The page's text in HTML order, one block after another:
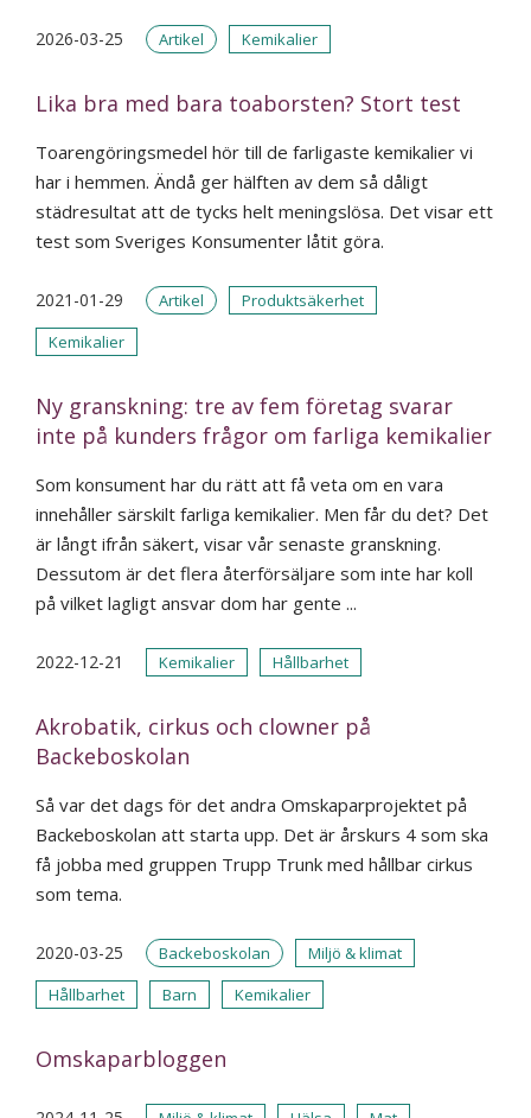
2026-03-25 Artikel Kemikalier
Lika bra med bara toaborsten? Stort test
Toarengöringsmedel hör till de farligaste kemikalier vi
har i hemmen. Ändå ger hälften av dem så dåligt
städresultat att de tycks helt meningslösa. Det visar ett
test som Sveriges Konsumenter låtit göra.
2021-01-29 Artikel
Produktsäkerhet
Kemikalier
Ny granskning: tre av fem företag svarar
inte på kunders frågor om farliga kemikalier
Som konsument har du rätt att få veta om en vara
innehåller särskilt farliga kemikalier. Men får du det? Det
är långt ifrån säkert, visar vår senaste granskning.
Dessutom är det flera återförsäljare som inte har koll
på vilket lagligt ansvar dom har gente ...
2022-12-21 Kemikalier Hållbarhet
Akrobatik, cirkus och clowner på
Backeboskolan
Så var det dags för det andra Omskaparprojektet på
Backeboskolan att starta upp. Det är årskurs 4 som ska
få jobba med gruppen Trupp Trunk med hållbar cirkus
som tema.
2020-03-25 Backeboskolan
Miljö & klimat
Hållbarhet
Barn Kemikalier
Omskaparbloggen